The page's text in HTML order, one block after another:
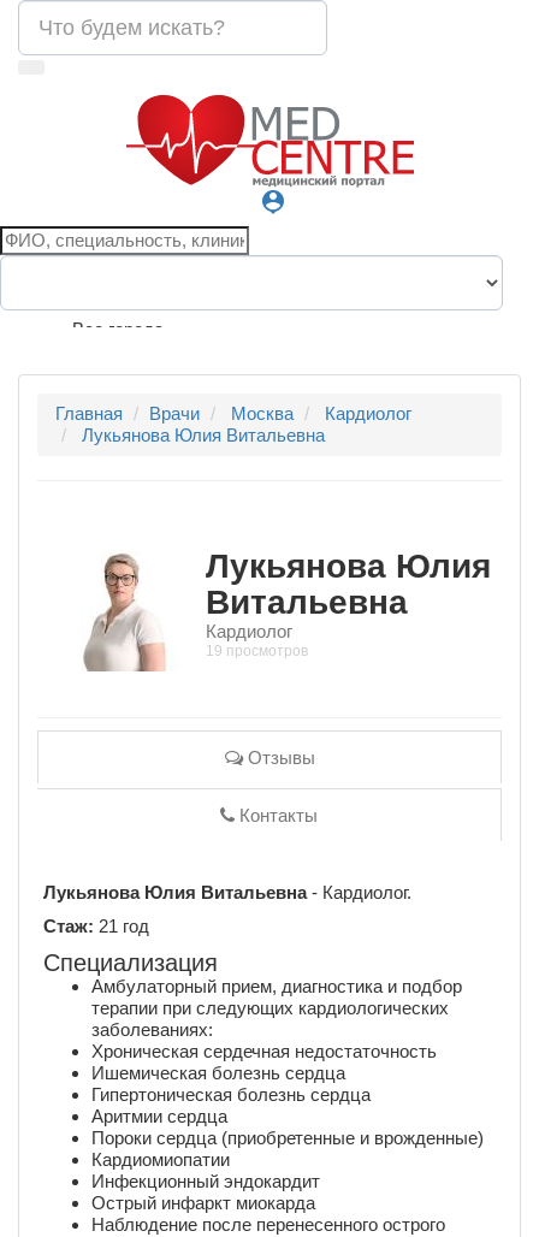
person_pin
Все города
Главная Врачи Москва
Кардиолог
Лукьянова Юлия Витальевна
Лукьянова Юлия
Витальевна
Кардиолог
19 просмотров
Отзывы
Контакты
Лукьянова Юлия Витальевна- Кардиолог.
Стаж: 21 год
Специализация
Амбулаторный прием, диагностика и подбор
терапии при следующих кардиологических
заболеваниях:
Хроническая сердечная недостаточность
Ишемическая болезнь сердца
Гипертоническая болезнь сердца
Аритмии сердца
Пороки сердца (приобретенные и врожденные)
Кардиомиопатии
Инфекционный эндокардит
Острый инфаркт миокарда
Наблюдение после перенесенного острого